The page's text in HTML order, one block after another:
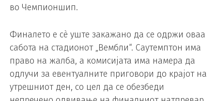
во Чемпионшип.
Финалето е сè уште закажано да се одржи оваа
сабота на стадионот „Вембли“. Саутемптон има
право на жалба, а комисијата има намера да
одлучи за евентуалните приговори до крајот на
утрешниот ден, со цел да се обезбеди